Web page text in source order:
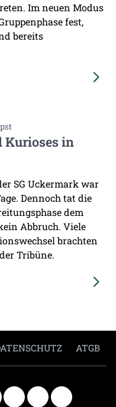
Im neuen Modus
fest,
bereits
pst
Kurioses in
SG Uckermark war
Dennoch tat die
dem
Abbruch. Viele
brachten
Tribüne.
ATGB